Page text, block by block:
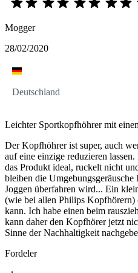
Mogger
28/02/2020
Deutschland
Leichter Sportkopfhöhrer mit
Der Kopfhöhrer ist super, auch
auf eine einzige reduzieren
das Produkt ideal, ruckelt nicht
bleiben die Umgebungsgeräusche
Joggen überfahren wird... Ein
(wie bei allen Philips Kopfhörern)
kann. Ich habe einen beim
kann daher den Kopfhörer jetzt
Sinne der Nachhaltigkeit
Fordeler